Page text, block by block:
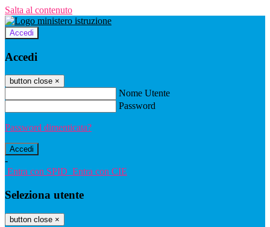
Salta al contenuto
Accedi
Accedi
button close ×
Nome Utente
Password
Password dimenticata?
-
Entra con SPID Entra con CIE
Seleziona utente
button close ×